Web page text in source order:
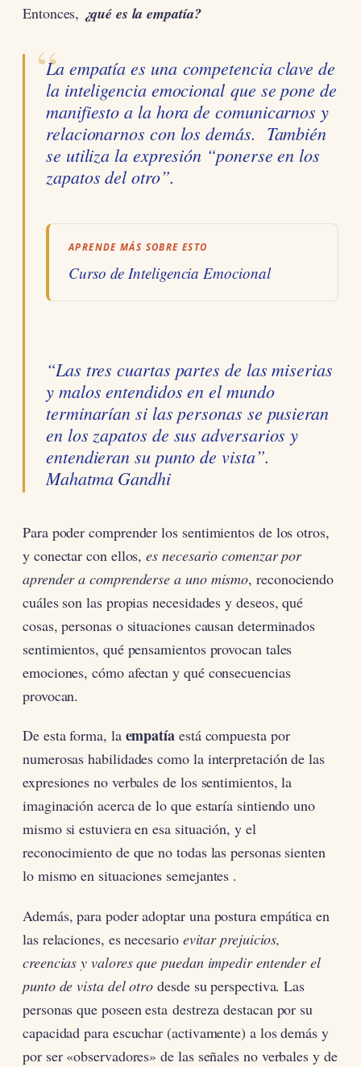
Entonces, ¿qué es la empatía?
La empatía es una competencia clave de
la inteligencia emocional que se pone de
manifiesto a la hora de comunicarnos y
relacionarnos con los demás. También
se utiliza la expresión “ponerse en los
zapatos del otro”.
APRENDE MÁS SOBRE ESTO
Curso de Inteligencia Emocional
“Las tres cuartas partes de las miserias
y malos entendidos en el mundo
terminarían si las personas se pusieran
en los zapatos de sus adversarios y
entendieran su punto de vista”.
Mahatma Gandhi
Para poder comprender los sentimientos de los otros,
y conectar con ellos,es necesario comenzar por
aprender a comprenderse a uno mismo, reconociendo
cuáles son las propias necesidades y deseos, qué
cosas, personas o situaciones causan determinados
sentimientos, qué pensamientos provocan tales
emociones, cómo afectan y qué consecuencias
provocan.
De esta forma, la empatía está compuesta por
numerosas habilidades como la interpretación de las
expresiones no verbales de los sentimientos, la
imaginación acerca de lo que estaría sintiendo uno
mismo si estuviera en esa situación, y el
reconocimiento de que no todas las personas sienten
lo mismo en situaciones semejantes .
Además, para poder adoptar una postura empática en
las relaciones, es necesario evitar prejuicios,
creencias y valores que puedan impedir entender el
punto de vista del otro desde su perspectiva. Las
personas que poseen esta destreza destacan por su
capacidad para escuchar (activamente) a los demás y
por ser «observadores» de las señales no verbales y de